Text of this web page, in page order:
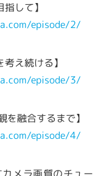
して】
episode/2/
え続ける】
episode/3/
を融合するまで】
episode/4/